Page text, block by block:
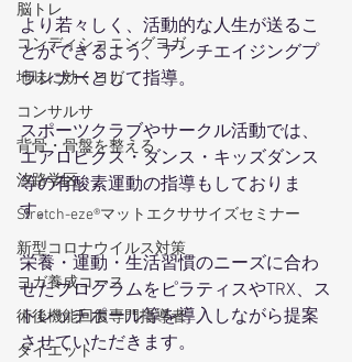
脳トレ
コンディショニングヨガ
地味に効くヨガ
コンサルサ
背骨・骨盤を整える
汐路学区
Stretch-eze®マットエクササイズセミナー
新型コロナウイルス対策
ヨガ養成コース
術後機能回復専門指導者
ダイエット
より若々しく、活動的な人生が送るこ
とができるよう、アンチエイジングプ
ランナーとして指導。
スポーツクラブやサークル活動では、
エアロビクス・ダンス・キッズダンス
等の有酸素運動の指導もしておりま
す。
栄養・運動・生活習慣のニーズに合わ
せたプログラムをピラティスやTRX、ス
トレッチポール等を導入しながら提案
させていただきます。